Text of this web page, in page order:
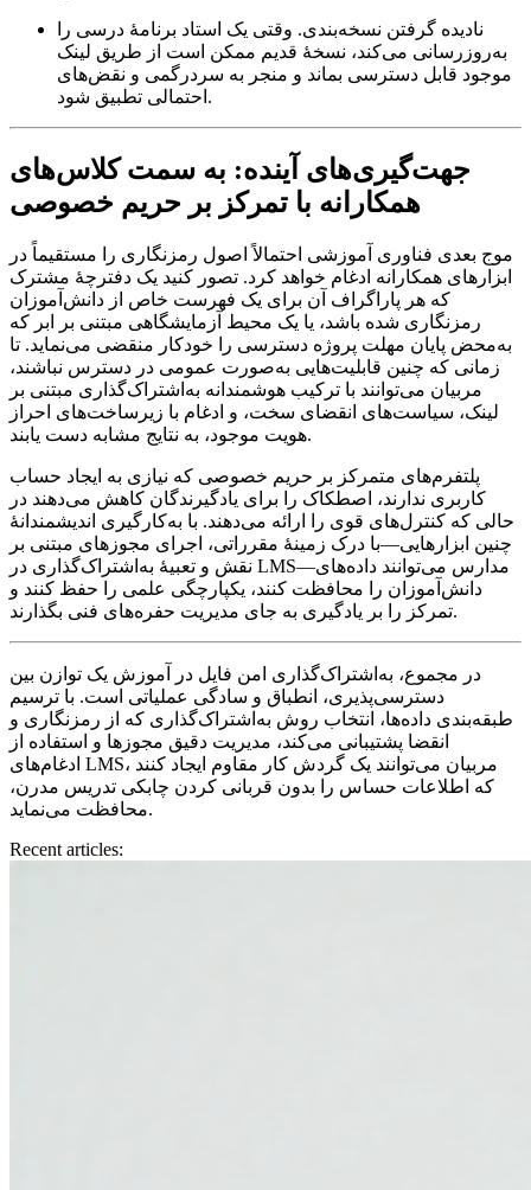
نادیده گرفتن نسخه‌بندی. وقتی یک استاد برنامهٔ درسی را
به‌روزرسانی می‌کند، نسخهٔ قدیم ممکن است از طریق لینک
موجود قابل دسترسی بماند و منجر به سردرگمی و نقض‌های
احتمالی تطبیق شود.
جهت‌گیری‌های آینده: به سمت کلاس‌های
همکارانه با تمرکز بر حریم خصوصی
موج بعدی فناوری آموزشی احتمالاً اصول رمزنگاری را مستقیماً در
ابزارهای همکارانه ادغام خواهد کرد. تصور کنید یک دفترچهٔ مشترک
که هر پاراگراف آن برای یک فهرست خاص از دانش‌آموزان
رمزنگاری شده باشد، یا یک محیط آزمایشگاهی مبتنی بر ابر که
به‌محض پایان مهلت پروژه دسترسی را خودکار منقضی می‌نماید. تا
زمانی که چنین قابلیت‌هایی به‌صورت عمومی در دسترس نباشند،
مربیان می‌توانند با ترکیب هوشمندانه به‌اشتراک‌گذاری مبتنی بر
لینک، سیاست‌های انقضای سخت، و ادغام با زیرساخت‌های احراز
هویت موجود، به نتایج مشابه دست یابند.
پلتفرم‌های متمرکز بر حریم خصوصی که نیازی به ایجاد حساب
کاربری ندارند، اصطکاک را برای یادگیرندگان کاهش می‌دهند در
حالی که کنترل‌های قوی را ارائه می‌دهند. با به‌کارگیری اندیشمندانهٔ
چنین ابزارهایی—با درک زمینهٔ مقرراتی، اجرای مجوزهای مبتنی بر
نقش و تعبیهٔ به‌اشتراک‌گذاری در LMS—مدارس می‌توانند داده‌های
دانش‌آموزان را محافظت کنند، یکپارچگی علمی را حفظ کنند و
تمرکز را بر یادگیری به جای مدیریت حفره‌های فنی بگذارند.
در مجموع، به‌اشتراک‌گذاری امن فایل در آموزش یک توازن بین
دسترسی‌پذیری، انطباق و سادگی عملیاتی است. با ترسیم
طبقه‌بندی داده‌ها، انتخاب روش به‌اشتراک‌گذاری که از رمزنگاری و
انقضا پشتیبانی می‌کند، مدیریت دقیق مجوزها و استفاده از
ادغام‌های LMS، مربیان می‌توانند یک گردش کار مقاوم ایجاد کنند
که اطلاعات حساس را بدون قربانی کردن چابکی تدریس مدرن،
محافظت می‌نماید.
Recent articles: